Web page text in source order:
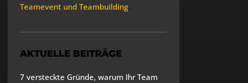
Teamevent und Teambuilding.
AKTUELLE BEITRÄGE
7 versteckte Gründe, warum Ihr Team